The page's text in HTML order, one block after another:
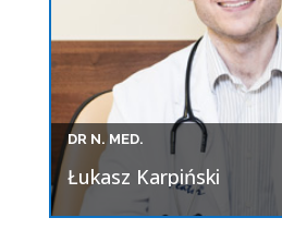
DR N. MED.
Łukasz Karpiński